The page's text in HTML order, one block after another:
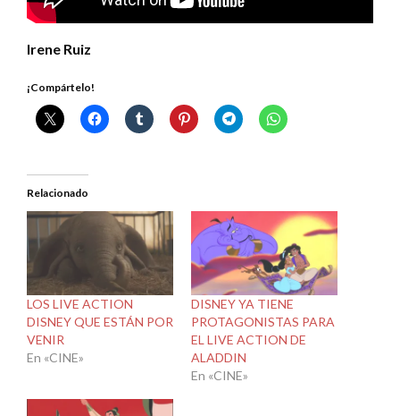
Irene Ruiz
¡Compártelo!
Relacionado
LOS LIVE ACTION
DISNEY QUE ESTÁN POR
VENIR
En «CINE»
DISNEY YA TIENE
PROTAGONISTAS PARA
EL LIVE ACTION DE
ALADDIN
En «CINE»